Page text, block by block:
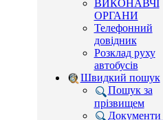
ВИКОНАВЧІ
ОРГАНИ
Телефонний
довідник
Розклад руху
автобусів
Швидкий пошук
Пошук за
прізвищем
Документи